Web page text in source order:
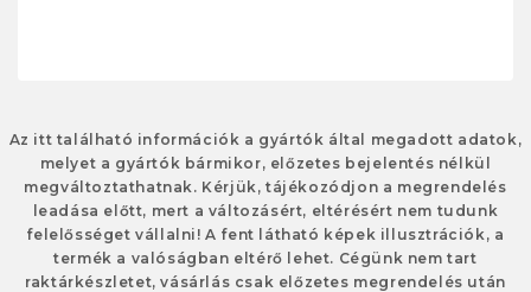
Az itt található információk a gyártók által megadott adatok,
melyet a gyártók bármikor, előzetes bejelentés nélkül
megváltoztathatnak. Kérjük, tájékozódjon a megrendelés
leadása előtt, mert a változásért, eltérésért nem tudunk
felelősséget vállalni! A fent látható képek illusztrációk, a
termék a valóságban eltérő lehet. Cégünk nem tart
raktárkészletet, vásárlás csak előzetes megrendelés után